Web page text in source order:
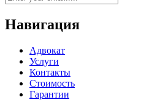
Навигация
Адвокат
Услуги
Контакты
Стоимость
Гарантии